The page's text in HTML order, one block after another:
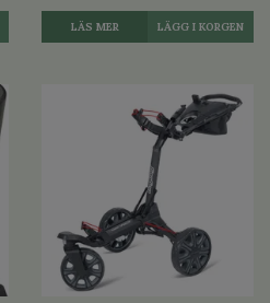
LÄS MER LÄGG I KORGEN